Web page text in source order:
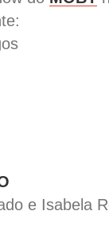
e Isabela